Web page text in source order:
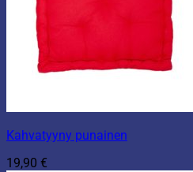
Kahvatyyny punainen
19,90 €